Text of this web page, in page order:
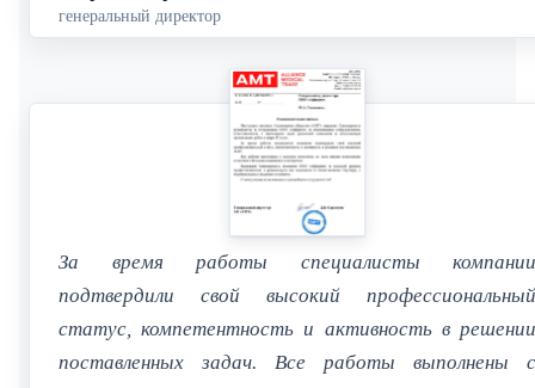
генеральный директор
За время работы специалисты компании
подтвердили свой высокий профессиональный
статус, компетентность и активность в решении
поставленных задач. Все работы выполнены с